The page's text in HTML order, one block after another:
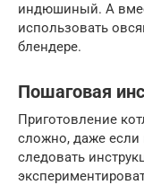
индюшиный. А
использовать
блендере.
Пошаговая
Приготовление
сложно, даже если
следовать